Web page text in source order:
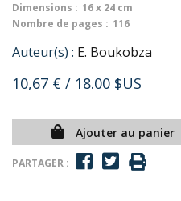
Dimensions : 16 x 24 cm
Nombre de pages : 116
Auteur(s) : E. Boukobza
10,67 € / 18.00 $US
Ajouter au panier
PARTAGER :